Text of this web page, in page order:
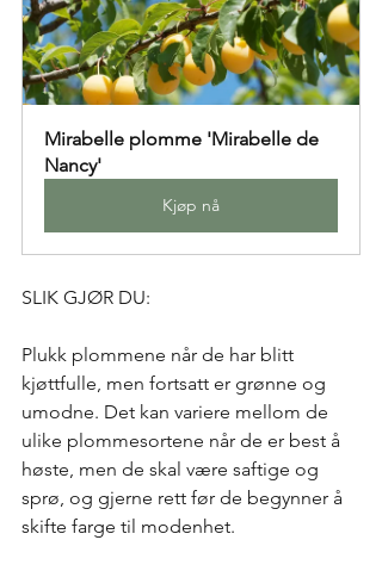
Mirabelle plomme 'Mirabelle de
Nancy'
Kjøp nå
SLIK GJØR DU:
Plukk plommene når de har blitt
kjøttfulle, men fortsatt er grønne og
umodne. Det kan variere mellom de
ulike plommesortene når de er best å
høste, men de skal være saftige og
sprø, og gjerne rett før de begynner å
skifte farge til modenhet.